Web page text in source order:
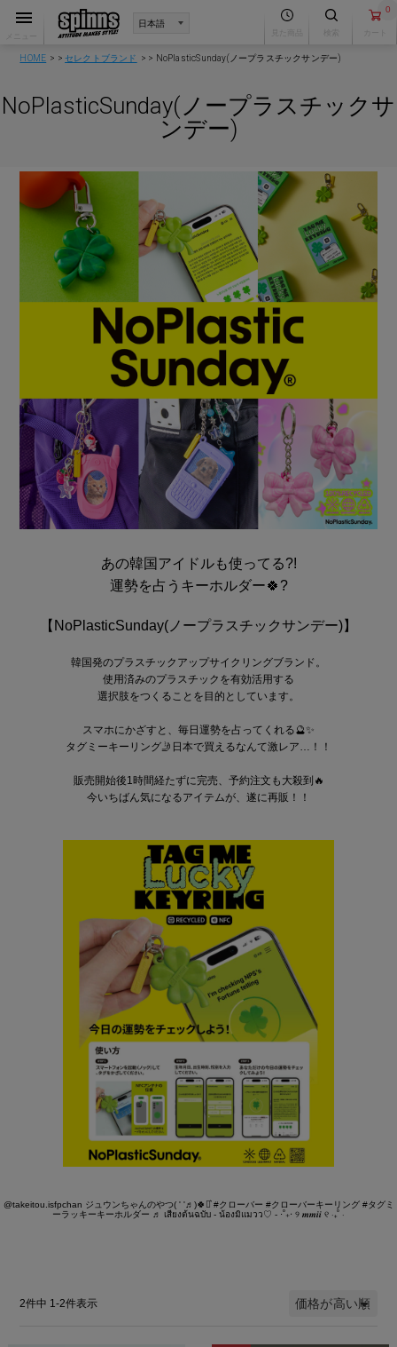
0
HOME セレクトブランド NoPlasticSunday(ノープラスチックサンデー)
NoPlasticSunday(ノープラスチックサ
ンデー)
あの韓国アイドルも使ってる?!
運勢を占うキーホルダー🍀?
【NoPlasticSunday(ノープラスチックサンデー)】
韓国発のプラスチックアップサイクリングブランド。
使用済みのプラスチックを有効活用する
選択肢をつくることを目的としています。
スマホにかざすと、毎日運勢を占ってくれる🔮✨
タグミーキーリング🤳日本で買えるなんて激レア…！！
販売開始後1時間経たずに完売、予約注文も大殺到🔥
今いちばん気になるアイテムが、遂に再販！！
@takeitou.isfpchan ジュウンちゃんのやつ( ' '♬)🍀⋆͛#クローバー #クローバーキーリング #タグミ
ーラッキーキーホルダー ♬ เสียงต้นฉบับ - น้องมิแมวว♡ - ⋅˚₊‧ ୨ 𝒎𝒎𝒊𝒊 ୧ ‧₊˚ ⋅
価格が高い順
2件中 1-2件表示